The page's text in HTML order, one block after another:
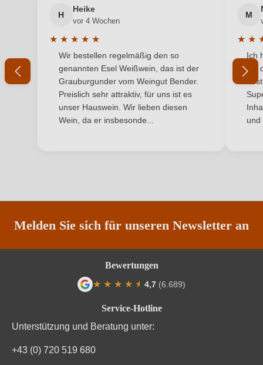
Ja
Bio-Kontrollstelle
Bio-Kontrollstelle Shop DE-ÖKO-060
Geographische Angabe Vigneti delle Dolomiti IGP
Inhalt 0,75 L
Jahrgang 2021
Rebsorte
H
Heike
vor 4 Wochen
★ ★ ★ ★ ★
Durchschnittliche Bewertung von 5 von 5 Sternen
Wir bestellen regelmäßig den so
genannten Esel Weißwein, das ist der
Grauburgunder vom Weingut Bender.
Preislich sehr attraktiv, für uns ist es
unser Hauswein. Wir lieben diesen
Wein, da er insbesonde...
M
★ ★
Ich
mit
und
Melden Sie sich für unseren Newsletter an
Service-Hotline
Unterstützung und Beratung unter:
+43 (0) 720 519 680
Bewertungen
★ ★ ★ ★ ★
★ 4,7 (6.689)